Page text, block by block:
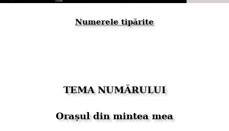
Numerele tipărite
TEMA NUMĂRULUI
Orașul din mintea mea